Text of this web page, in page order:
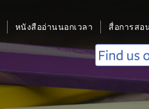
หนังสืออ่านนอกเวลา สื่อการสอ